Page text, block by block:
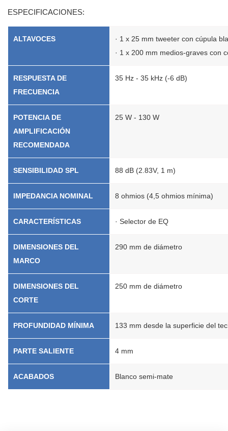
ESPECIFICACIONES:
ALTAVOCES
· 1 x 25 mm tweeter con cúpula
· 1 x 200 mm medios-graves con
RESPUESTA DE
FRECUENCIA
35 Hz - 35 kHz (-6 dB)
POTENCIA DE
AMPLIFICACIÓN
RECOMENDADA
25 W - 130 W
SENSIBILIDAD SPL 88 dB (2.83V, 1 m)
IMPEDANCIA NOMINAL 8 ohmios (4,5 ohmios mínima)
CARACTERÍSTICAS · Selector de EQ
DIMENSIONES DEL
MARCO
290 mm de diámetro
DIMENSIONES DEL
CORTE
250 mm de diámetro
PROFUNDIDAD MÍNIMA 133 mm desde la superficie del
PARTE SALIENTE 4 mm
ACABADOS Blanco semi-mate